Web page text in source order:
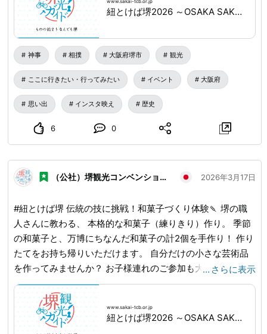
はたまらない「番付表」をプレゼント！🎁 さらに2日間限定
で、大阪春場所の公式グッズ販売も行います。 📅 日時： ・
3月20日(金・祝) 14:00〜 ・3月21日(土) 11:00〜 📍 集合場
所：大鳥大社 絵馬堂 💰 参加料：1,500円（御朱印・番付表
付き ※現金のみ） ✅ 予約不要（各回約30名・当日先着順）
🔍詳しくは「紐とけば堺2026」で検索！ 🔗
www.sakai-
tcb.or.jp...
紐とけば堺2026 ～OSAKA SAKAI EXPO～｜NEWS｜堺観光ガイド
神事 相撲 大阪府堺市 観光
ここに行きたい・行ってみたい イベント 大阪府
思い出 インスタ映え 歴史
6 0
（公社）堺観光コンベンション協会 2026年3月17日
#紐とけば堺 伝統の技に挑戦！和菓子づくり体験🍡 堺の職
人さんに教わる、 本格的な和菓子（練りきり）作り。 季節
の和菓子と、万博にちなんだ和菓子の計2個を手作り！ 作り
たてをお持ち帰りいただけます。 自分だけの小さな芸術品
を作ってみませんか？ お子様連れのご参加も大歓迎です！
📅 日時：3月20日(金・祝)、22日(日) ⏰ 時間：①13:00〜 /
②14:30〜（各回約60分） 👨‍🍳 講師： ・20日：左海 宝泉
菓子舗 前田氏 ・22日：浜寺創菓庵 美乃や 高田氏 📍 場所：
さかい利晶の杜 講座室 💰 参加費：500円（現金のみ） ✅ 予
… さらに表示
www.sakai-tcb.or.jp
紐とけば堺2026 ～OSAKA SAKAI EXPO～｜NEWS｜堺観光ガイド